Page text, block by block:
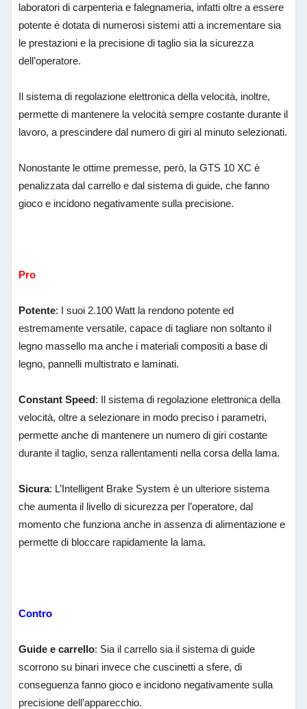
laboratori di carpenteria e falegnameria, infatti oltre a essere
potente è dotata di numerosi sistemi atti a incrementare sia
le prestazioni e la precisione di taglio sia la sicurezza
dell’operatore.
Il sistema di regolazione elettronica della velocità, inoltre,
permette di mantenere la velocità sempre costante durante il
lavoro, a prescindere dal numero di giri al minuto selezionati.
Nonostante le ottime premesse, però, la GTS 10 XC è
penalizzata dal carrello e dal sistema di guide, che fanno
gioco e incidono negativamente sulla precisione.
Pro
Potente: I suoi 2.100 Watt la rendono potente ed
estremamente versatile, capace di tagliare non soltanto il
legno massello ma anche i materiali compositi a base di
legno, pannelli multistrato e laminati.
Constant Speed: Il sistema di regolazione elettronica della
velocità, oltre a selezionare in modo preciso i parametri,
permette anche di mantenere un numero di giri costante
durante il taglio, senza rallentamenti nella corsa della lama.
Sicura: L’Intelligent Brake System è un ulteriore sistema
che aumenta il livello di sicurezza per l’operatore, dal
momento che funziona anche in assenza di alimentazione e
permette di bloccare rapidamente la lama.
Contro
Guide e carrello: Sia il carrello sia il sistema di guide
scorrono su binari invece che cuscinetti a sfere, di
conseguenza fanno gioco e incidono negativamente sulla
precisione dell’apparecchio.